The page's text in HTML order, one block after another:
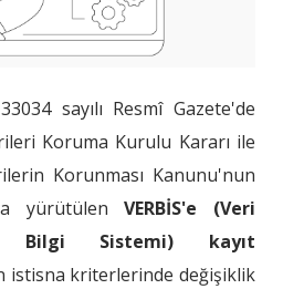
sayılı Resmî Gazete'de
Koruma Kurulu Kararı ile
Korunması Kanunu'nun
yürütülenVERBİS'e (Veri
Bilgi Sistemi) kayıt
istisna kriterlerinde değişiklik